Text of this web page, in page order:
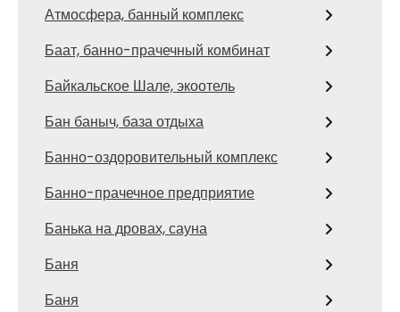
Атмосфера, банный комплекс
Баат, банно-прачечный комбинат
Байкальское Шале, экоотель
Бан баныч, база отдыха
Банно-оздоровительный комплекс
Банно-прачечное предприятие
Банька на дровах, сауна
Баня
Баня